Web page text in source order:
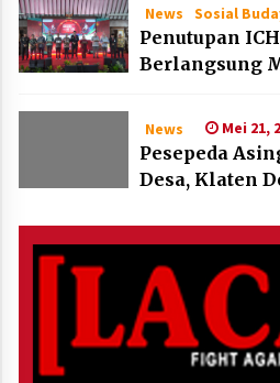
News Sosial
Penutupan
Berlangsung
Jerman
News Mei 21,
Pesepeda
Desa, Klaten
Fest 2026